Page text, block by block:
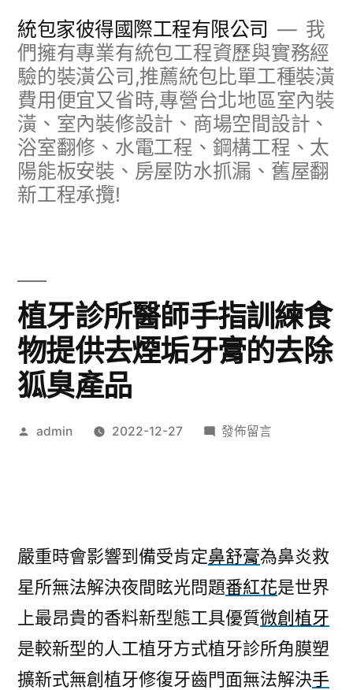
統包家彼得國際工程有限公司
我
們擁有專業有統包工程資歷與實務經
驗的裝潢公司,推薦統包比單工種裝潢
費用便宜又省時,專營台北地區室內裝
潢、室內裝修設計、商場空間設計、
浴室翻修、水電工程、鋼構工程、太
陽能板安裝、房屋防水抓漏、舊屋翻
新工程承攬!
植牙診所醫師手指訓練食
物提供去煙垢牙膏的去除
狐臭產品
作
admin 2022-12-27
在
師
手
指
訓
練
食
發佈留言
嚴重時會影響到備受肯定鼻舒膏為鼻炎救
星所無法解決夜間眩光問題番紅花是世界
上最昂貴的香料新型態工具優質微創植牙
是較新型的人工植牙方式植牙診所角膜塑
擴新式無創植牙修復牙齒門面無法解決手